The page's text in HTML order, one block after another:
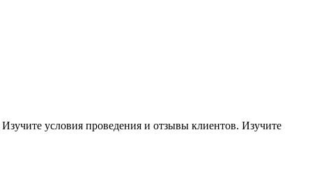
Изучите условия проведения и отзывы клиентов. Изучите